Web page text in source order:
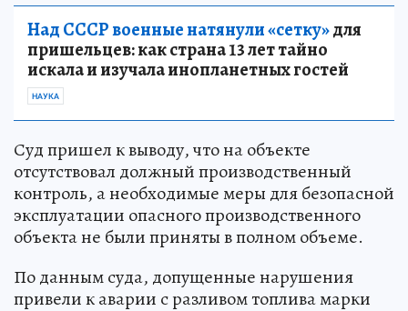
Над СССР военные натянули «сетку»для
пришельцев: как страна 13 лет тайно
искала и изучала инопланетных гостей
НАУКА
Суд пришел к выводу, что на объекте
отсутствовал должный производственный
контроль, а необходимые меры для безопасной
эксплуатации опасного производственного
объекта не были приняты в полном объеме.
По данным суда, допущенные нарушения
привели к аварии с разливом топлива марки